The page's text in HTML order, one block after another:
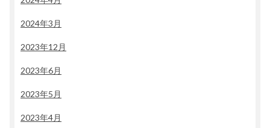
2024年3月
2023年12月
2023年6月
2023年5月
2023年4月